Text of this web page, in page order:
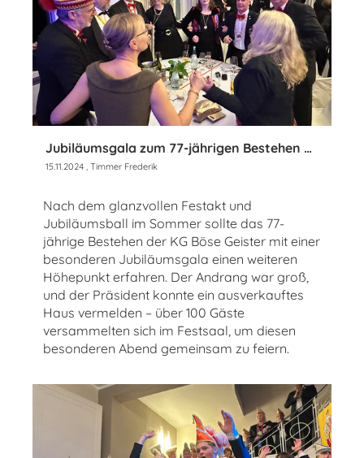
Jubiläumsgala zum 77-jährigen Bestehen der KG Böse Geister
15.11.2024 , Timmer Frederik
Nach dem glanzvollen Festakt und
Jubiläumsball im Sommer sollte das 77-
jährige Bestehen der KG Böse Geister mit einer
besonderen Jubiläumsgala einen weiteren
Höhepunkt erfahren. Der Andrang war groß,
und der Präsident konnte ein ausverkauftes
Haus vermelden – über 100 Gäste
versammelten sich im Festsaal, um diesen
besonderen Abend gemeinsam zu feiern.